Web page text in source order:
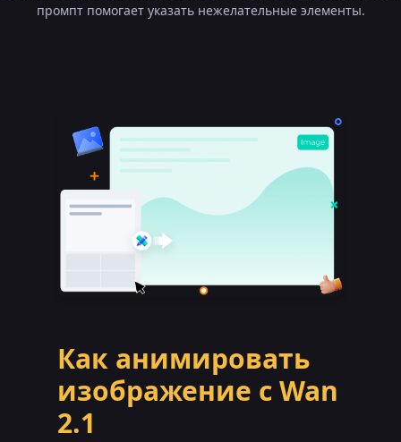
промпт помогает указать нежелательные элементы.
Как анимировать
изображение с Wan
2.1